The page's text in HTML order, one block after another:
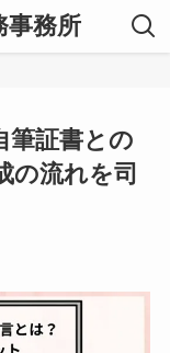
事務所
筆証書との
の流れを司